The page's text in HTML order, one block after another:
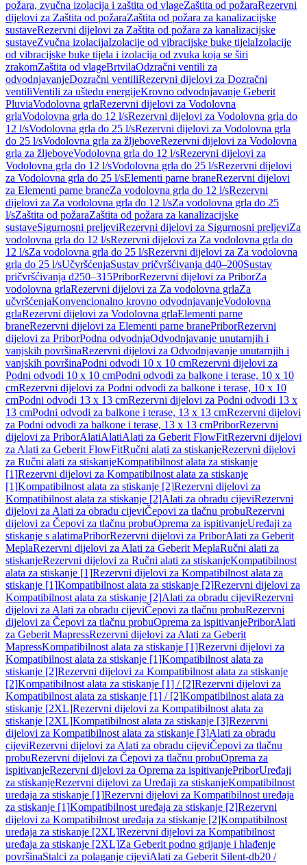
požara, zvučna izolacija i zaštita od vlageZaštita od požaraRezervni
dijelovi za Zaštita od požaraZaštita od požara za kanalizacijske
sustaveRezervni dijelovi za Zaštita od požara za kanalizacijske
sustaveZvučna izolacijaIzolacije od vibracijske buke tijelaIzolacije
od vibracijske buke tijela i izolacija od zvuka koja se širi
zrakomZaštita od vlageBrtvilaOdzračni ventili za
odvodnjavanjeDozračni ventiliRezervni dijelovi za Dozračni
ventiliVentili za uštedu energijeKrovno odvodnjavanje Geberit
PluviaVodolovna grlaRezervni dijelovi za Vodolovna
grlaVodolovna grla do 12 l/sRezervni dijelovi za Vodolovna grla do
12 l/sVodolovna grla do 25 l/sRezervni dijelovi za Vodolovna grla
do 25 l/sVodolovna grla za žljeboveRezervni dijelovi za Vodolovna
grla za žljeboveVodolovna grla do 12 l/sRezervni dijelovi za
Vodolovna grla do 12 l/sVodolovna grla do 25 l/sRezervni dijelovi
za Vodolovna grla do 25 l/sElementi parne braneRezervni dijelovi
za Elementi parne braneZa vodolovna grla do 12 l/sRezervni
dijelovi za Za vodolovna grla do 12 l/sZa vodolovna grla do 25
l/sZaštita od požaraZaštita od požara za kanalizacijske
sustaveSigurnosni preljeviRezervni dijelovi za Sigurnosni preljeviZa
vodolovna grla do 12 l/sRezervni dijelovi za Za vodolovna grla do
12 l/sZa vodolovna grla do 25 l/sRezervni dijelovi za Za vodolovna
grla do 25 l/sUčvršćenjaSustav pričvršćivanja d40–200Sustav
pričvršćivanja d250–315PriborRezervni dijelovi za PriborZa
vodolovna grlaRezervni dijelovi za Za vodolovna grlaZa
učvršćenjaKonvencionalno krovno odvodnjavanjeVodolovna
grlaRezervni dijelovi za Vodolovna grlaElementi parne
braneRezervni dijelovi za Elementi parne branePriborRezervni
dijelovi za PriborPodna odvodnjaOdvodnjavanje unutarnjih i
vanjskih površinaRezervni dijelovi za Odvodnjavanje unutarnjih i
vanjskih površinaPodni odvodi 10 x 10 cmRezervni dijelovi za
Podni odvodi 10 x 10 cmPodni odvodi za balkone i terase, 10 x 10
cmRezervni dijelovi za Podni odvodi za balkone i terase, 10 x 10
cmPodni odvodi 13 x 13 cmRezervni dijelovi za Podni odvodi 13 x
13 cmPodni odvodi za balkone i terase, 13 x 13 cmRezervni dijelovi
za Podni odvodi za balkone i terase, 13 x 13 cmPriborRezervni
dijelovi za PriborAlatiAlatiAlati za Geberit FlowFitRezervni dijelovi
za Alati za Geberit FlowFitRučni alati za stiskanjeRezervni dijelovi
za Ručni alati za stiskanjeKompatibilnost alata za stiskanje
[1]Rezervni dijelovi za Kompatibilnost alata za stiskanje
[1]Kompatibilnost alata za stiskanje [2]Rezervni dijelovi za
Kompatibilnost alata za stiskanje [2]Alati za obradu cijeviRezervni
dijelovi za Alati za obradu cijeviČepovi za tlačnu probuRezervni
dijelovi za Čepovi za tlačnu probuOprema za ispitivanjeUređaji za
stiskanje s alatimaPriborRezervni dijelovi za PriborAlati za Geberit
MeplaRezervni dijelovi za Alati za Geberit MeplaRučni alati za
stiskanjeRezervni dijelovi za Ručni alati za stiskanjeKompatibilnost
alata za stiskanje [1]Rezervni dijelovi za Kompatibilnost alata za
stiskanje [1]Kompatibilnost alata za stiskanje [2]Rezervni dijelovi za
Kompatibilnost alata za stiskanje [2]Alati za obradu cijeviRezervni
dijelovi za Alati za obradu cijeviČepovi za tlačnu probuRezervni
dijelovi za Čepovi za tlačnu probuOprema za ispitivanjePriborAlati
za Geberit MapressRezervni dijelovi za Alati za Geberit
MapressKompatibilnost alata za stiskanje [1]Rezervni dijelovi za
Kompatibilnost alata za stiskanje [1]Kompatibilnost alata za
stiskanje [2]Rezervni dijelovi za Kompatibilnost alata za stiskanje
[2]Kompatibilnost alata za stiskanje [1] / [2]Rezervni dijelovi za
Kompatibilnost alata za stiskanje [1] / [2]Kompatibilnost alata za
stiskanje [2XL]Rezervni dijelovi za Kompatibilnost alata za
stiskanje [2XL]Kompatibilnost alata za stiskanje [3]Rezervni
dijelovi za Kompatibilnost alata za stiskanje [3]Alati za obradu
cijeviRezervni dijelovi za Alati za obradu cijeviČepovi za tlačnu
probuRezervni dijelovi za Čepovi za tlačnu probuOprema za
ispitivanjeRezervni dijelovi za Oprema za ispitivanjePriborUređaji
za stiskanjeRezervni dijelovi za Uređaji za stiskanjeKompatibilnost
uređaja za stiskanje [1]Rezervni dijelovi za Kompatibilnost uređaja
za stiskanje [1]Kompatibilnost uređaja za stiskanje [2]Rezervni
dijelovi za Kompatibilnost uređaja za stiskanje [2]Kompatibilnost
uređaja za stiskanje [2XL]Rezervni dijelovi za Kompatibilnost
uređaja za stiskanje [2XL]Za Geberit podno grijanje i hlađenje
površinaStalci za polaganje cijeviAlati za Geberit Silent-db20 /